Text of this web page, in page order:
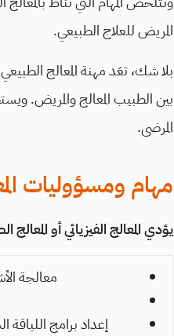
المريض للعلاج الطبيعي.
بلا شك، تعَد مهنة المعالج
بين الطبيب المعالج والمريض.
المرضى.
مهام ومسؤوليات
يؤدي المعالج الفيزيائي أو
معالجة
إعداد برامج